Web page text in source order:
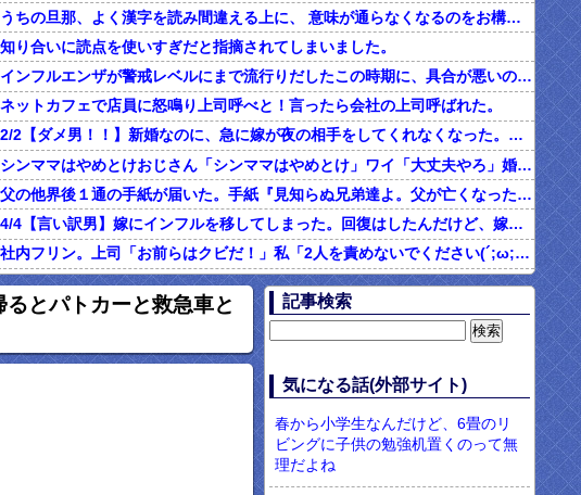
うちの旦那、よく漢字を読み間違える上に、 意味が通らなくなるのをお構いなしにそのまま無理やり読もうとする。
知り合いに読点を使いすぎだと指摘されてしまいました。
インフルエンザが警戒レベルにまで流行りだしたこの時期に、具合が悪いのに頑なに病院に行こうとしない同居の義姉。
ネットカフェで店員に怒鳴り上司呼べと！言ったら会社の上司呼ばれた。
2/2【ダメ男！！】新婚なのに、急に嫁が夜の相手をしてくれなくなった。その代わり口ではしてくれるんだけど…仕事もちょくちょく休んでるみたいだし。これって真っ黒？？→結果…
シンママはやめとけおじさん「シンママはやめとけ」ワイ「大丈夫やろ」婚姻届け提出⇒結果！！
父の他界後１通の手紙が届いた。手紙『見知らぬ兄弟達よ。父が亡くなったそうだが我々は二千万ほどだけ貰えたら後は遺産は一切いらない。だからくれ』 → なんと…
4/4【言い訳男】嫁にインフルを移してしまった。回復はしたんだけど、嫁「こっちは病み上がりでフラフラしてるのにあんたはTV見て。手伝う気はないわけ？」→そりゃない事もないけど
社内フリン。上司「お前らはクビだ！」私「2人を責めないでください(´;ω;｀)私さえいなければいいんです」 みんな「！？」 → 狙い通りだった・・・
私「初めて飲む味だけどなんのお茶？」彼「ちっ！」私「」
【ネット騒然】惨殺されたタワマン頂き女子のこの動画、すげえええええｗｗｗｗｗｗｗｗｗｗｗ
百年の恋12-899 食べた量を張り合ってくる
【マジかよ】現役のヤクサ"が5chに降臨 → 衝撃の暴露を開始・・・！！！
とパトカーと救急車と
記事検索
気になる話(外部サイト)
春から小学生なんだけど、6畳のリ
ビングに子供の勉強机置くのって無
理だよね